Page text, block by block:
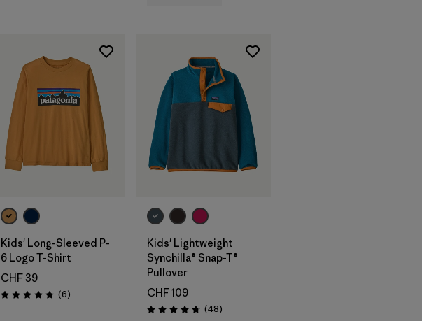
Kids' Long-Sleeved P-
6 Logo T-Shirt
CHF 39
Évaluation: 4.8 / 5
(6Avis
)
Kids' Lightweight
Synchilla® Snap-T®
Pullover
CHF 109
Évaluation: 4.8 / 5
(48Avis
)